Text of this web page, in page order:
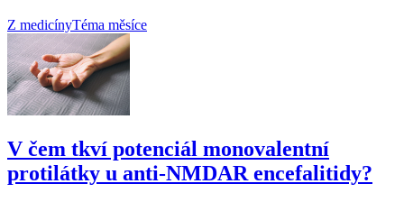
Z medicínyTéma měsíce
V čem tkví potenciál monovalentní
protilátky u anti-NMDAR encefalitidy?